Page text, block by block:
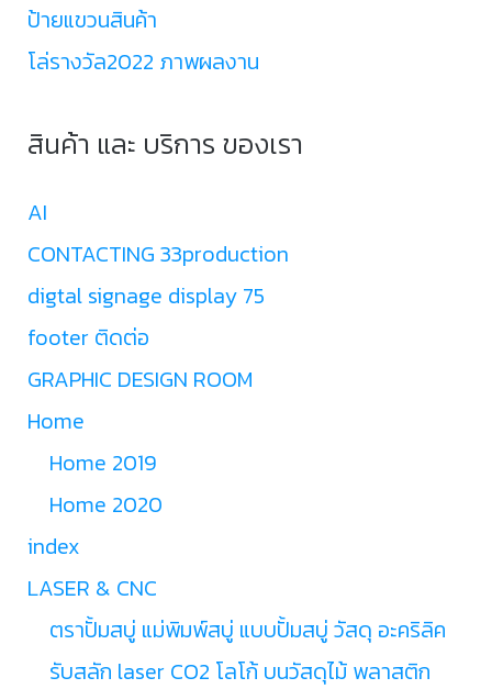
ป้ายแขวนสินค้า
โล่รางวัล2022 ภาพผลงาน
สินค้า และ บริการ ของเรา
AI
CONTACTING 33production
digtal signage display 75
footer ติดต่อ
GRAPHIC DESIGN ROOM
Home
Home 2019
Home 2020
index
LASER & CNC
ตราปั้มสบู่ แม่พิมพ์สบู่ แบบปั้มสบู่ วัสดุ อะคริลิค
รับสลัก laser CO2 โลโก้ บนวัสดุไม้ พลาสติก